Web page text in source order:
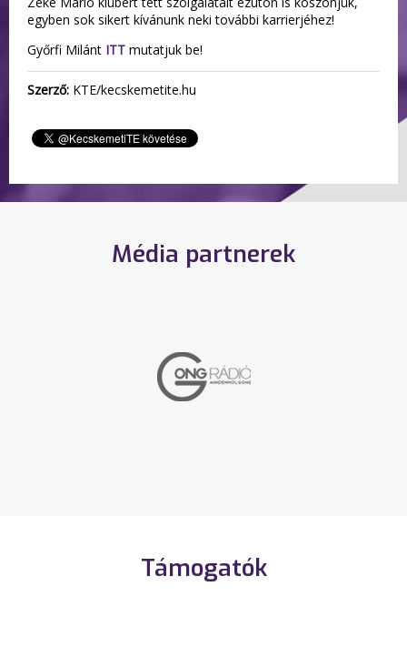
egyben sok sikert kívánunk neki további karrierjéhez!
Győrfi Milánt ITT mutatjuk be!
Szerző: KTE/kecskemetite.hu
Média partnerek
Támogatók